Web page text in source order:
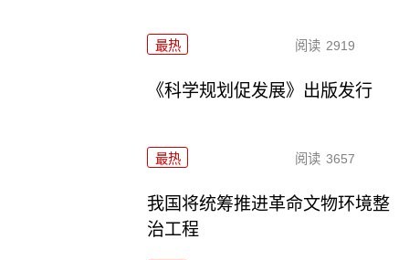
最热 阅读 2919
《科学规划促发展》出版发行
最热 阅读 3657
我国将统筹推进革命文物环境整
治工程